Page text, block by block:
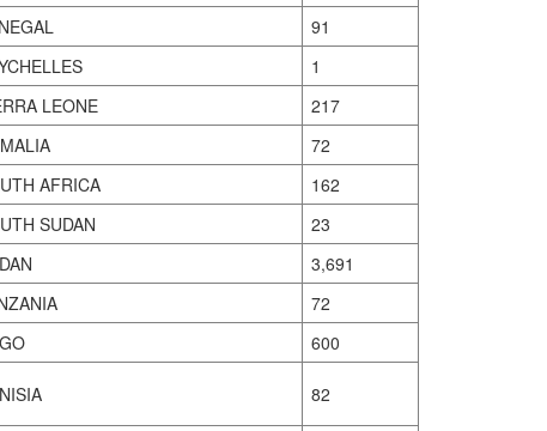
91
1
LEONE
217
72
AFRICA
162
SUDAN
23
3,691
72
600
82